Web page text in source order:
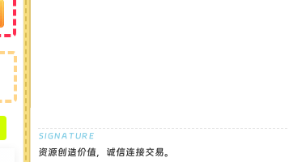
资源创造价值，诚信连接交易。